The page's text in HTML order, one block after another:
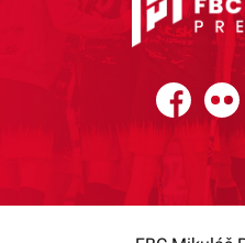
Facebook
Flickr